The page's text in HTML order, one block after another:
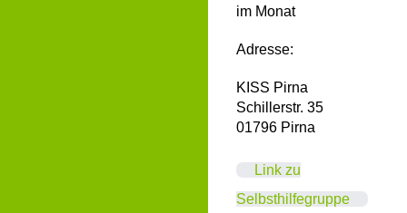
im Monat
Adresse:
KISS Pirna
Schillerstr. 35
01796 Pirna
Link zu
Selbsthilfegruppe